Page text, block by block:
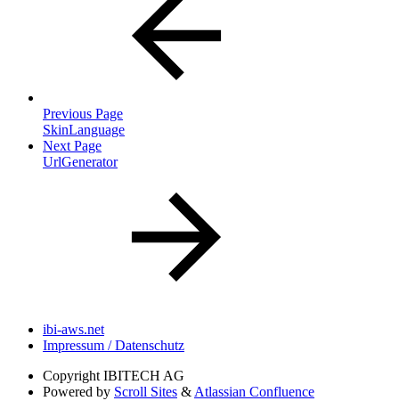
Previous Page
SkinLanguage
Next Page
UrlGenerator
ibi-aws.net
Impressum / Datenschutz
Copyright IBITECH AG
Powered by Scroll Sites & Atlassian Confluence